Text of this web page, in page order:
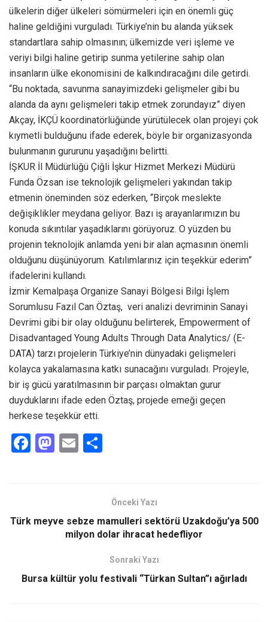
ülkelerin diğer ülkeleri sömürmeleri için en önemli güç
haline geldiğini vurguladı. Türkiye’nin bu alanda yüksek
standartlara sahip olmasının; ülkemizde veri işleme ve
veriyi bilgi haline getirip sunma yetilerine sahip olan
insanların ülke ekonomisini de kalkındıracağını dile getirdi.
“Bu noktada, savunma sanayimizdeki gelişmeler gibi bu
alanda da aynı gelişmeleri takip etmek zorundayız” diyen
Akçay, İKÇÜ koordinatörlüğünde yürütülecek olan projeyi çok
kıymetli bulduğunu ifade ederek, böyle bir organizasyonda
bulunmanın gururunu yaşadığını belirtti.
İŞKUR İl Müdürlüğü Çiğli İşkur Hizmet Merkezi Müdürü
Funda Özsan ise teknolojik gelişmeleri yakından takip
etmenin öneminden söz ederken, “Birçok meslekte
değişiklikler meydana geliyor. Bazı iş arayanlarımızın bu
konuda sıkıntılar yaşadıklarını görüyoruz. O yüzden bu
projenin teknolojik anlamda yeni bir alan açmasının önemli
olduğunu düşünüyorum. Katılımlarınız için teşekkür ederim”
ifadelerini kullandı.
İzmir Kemalpaşa Organize Sanayi Bölgesi Bilgi İşlem
Sorumlusu Fazıl Can Öztaş, veri analizi devriminin Sanayi
Devrimi gibi bir olay olduğunu belirterek, Empowerment of
Disadvantaged Young Adults Through Data Analytics/ (E-
DATA) tarzı projelerin Türkiye’nin dünyadaki gelişmeleri
kolayca yakalamasına katkı sunacağını vurguladı. Projeyle,
bir iş gücü yaratılmasının bir parçası olmaktan gurur
duyduklarını ifade eden Öztaş, projede emeği geçen
herkese teşekkür etti.
F
o
M
d
E
Önceki Yazı
Türk meyve sebze mamulleri sektörü Uzakdoğu’ya 500
milyon dolar ihracat hedefliyor
Sonraki Yazı
Bursa kültür yolu festivali “Türkan Sultan”ı ağırladı